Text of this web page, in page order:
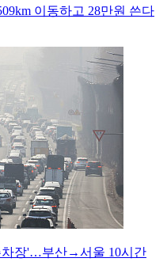
이동하고 28만원 쓴다
차장'…부산→서울 10시간